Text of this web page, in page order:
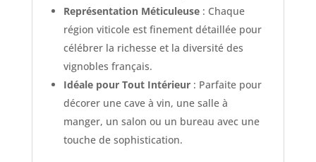
Représentation Méticuleuse: Chaque
région viticole est finement détaillée pour
célébrer la richesse et la diversité des
vignobles français.
Idéale pour Tout Intérieur: Parfaite pour
décorer une cave à vin, une salle à
manger, un salon ou un bureau avec une
touche de sophistication.